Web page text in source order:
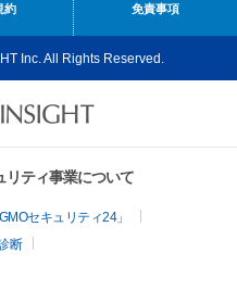
約 免責事項
Inc. All Rights Reserved.
リティ事業について
セキュリティ24」
断